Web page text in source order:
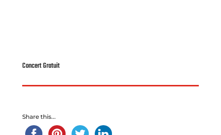
Concert Gratuit
Share this...